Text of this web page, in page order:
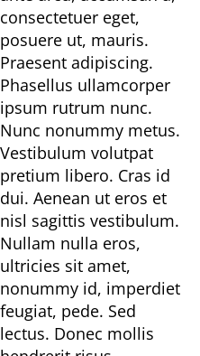
consectetuer eget,
posuere ut, mauris.
Praesent adipiscing.
Phasellus ullamcorper
ipsum rutrum nunc.
Nunc nonummy metus.
Vestibulum volutpat
pretium libero. Cras id
dui. Aenean ut eros et
nisl sagittis vestibulum.
Nullam nulla eros,
ultricies sit amet,
nonummy id, imperdiet
feugiat, pede. Sed
lectus. Donec mollis